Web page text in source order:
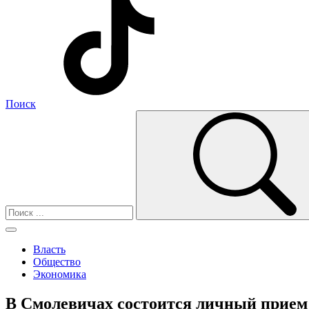
Поиск
Власть
Общество
Экономика
В Смолевичах состоится личный